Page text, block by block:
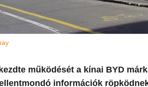
működését a kínai BYD
információk